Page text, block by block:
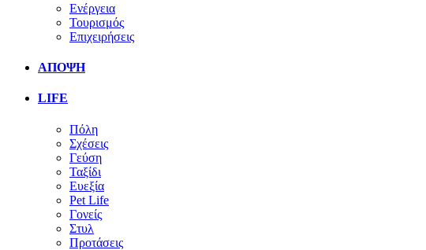
Ενέργεια
Τουρισμός
Επιχειρήσεις
ΑΠΟΨΗ
LIFE
Πόλη
Σχέσεις
Γεύση
Ταξίδι
Ευεξία
Pet Life
Γονείς
Στυλ
Προτάσεις